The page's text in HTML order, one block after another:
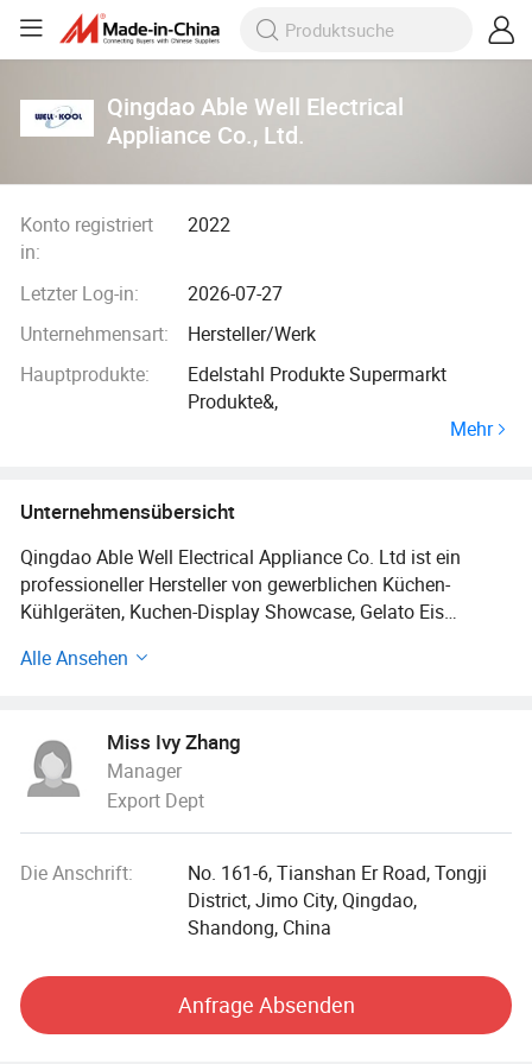
Qingdao Able Well Electrical
Appliance Co., Ltd.
Konto registriert
in:
2022
Letzter Log-in:
2026-07-27
Unternehmensart:
Hersteller/Werk
Hauptprodukte:
Edelstahl Produkte Supermarkt
Produkte&,
Mehr
Unternehmensübersicht
Qingdao Able Well Electrical Appliance Co. Ltd ist ein
professioneller Hersteller von gewerblichen Küchen-
Kühlgeräten, Kuchen-Display Showcase, Gelato Eis
Gefrierschrank. Unsere Produkte sind weit verbreitet in
Wir befinden uns in Qingdao, mit einer Werkstatt Fläche
von 60,000 Quadratmetern. Die Fabrik besteht aus etwa
400 Arbeitern, die in 3 Produktionslinien aufgeteilt sind.
Edelstahl-Produkte, Supermarket-Produkte & Showcase,
im technischen Team können wir
all Ihre Bedürfnisse erfüllen. Die jährliche
verschiedenen Kontinente der Welt wie Europa, Asien,
Amerika verschifft. Alle Produkte sind mit CE. Und RoHS-
Alle Ansehen
Miss Ivy Zhang
Manager
Export Dept
Die Anschrift:
No. 161-6, Tianshan Er Road, Tongji
District, Jimo City, Qingdao,
Shandong, China
Anfrage Absenden